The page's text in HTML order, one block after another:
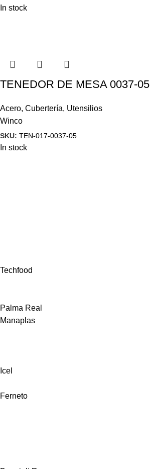
In stock
TENEDOR DE MESA 0037-05
Acero, Cubertería, Utensilios
Winco
SKU: TEN-017-0037-05
In stock
Techfood
Palma Real
Manaplas
Icel
Ferneto